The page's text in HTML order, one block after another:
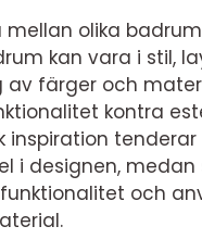
mellan olika
kan vara i stil,
av färger och
kontra
inspiration
i designen, medan
och